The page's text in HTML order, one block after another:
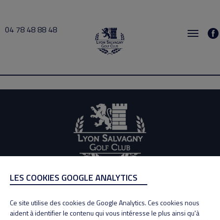
04 78 48 88 48
Alessandrini 2026-06-16 14:00 → 2026-06-16 15:00
ADRESSE
69890 La Tour de Salvagny
Tél : 04 78 48 88 48
LES COOKIES GOOGLE ANALYTICS
Ce site utilise des cookies de Google Analytics. Ces cookies nous
aident à identifier le contenu qui vous intéresse le plus ainsi qu'à